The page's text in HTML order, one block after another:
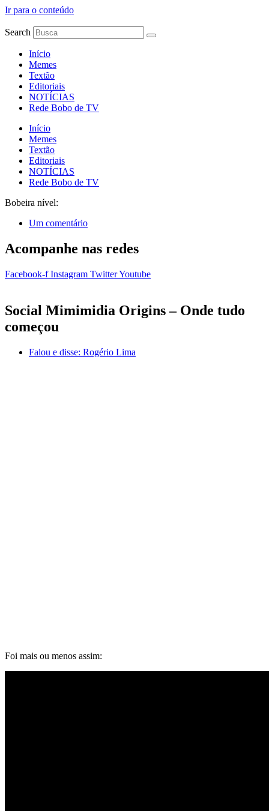
Ir para o conteúdo
Search
Início
Memes
Textão
Editoriais
NOTÍCIAS
Rede Bobo de TV
Início
Memes
Textão
Editoriais
NOTÍCIAS
Rede Bobo de TV
Bobeira nível:
Um comentário
Acompanhe nas redes
Facebook-f Instagram TwitterYoutube
Social Mimimidia Origins – Onde tudo
começou
Falou e disse: Rogério Lima
Foi mais ou menos assim: